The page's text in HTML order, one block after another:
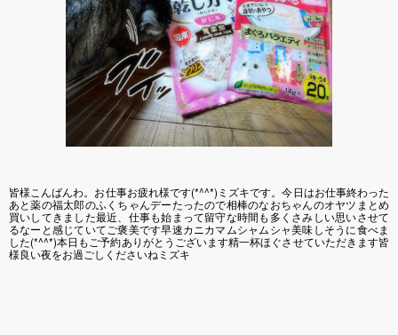
皆様こんばんわ。お仕事お疲れ様です(*^^*)ミズキです。今日はお仕事終わった
あと薬の福太郎のふくちゃんデーたったので相棒のなおちゃんのオヤツまとめ
買いしてきました最近、仕事も始まって留守な時間も多くさみしい思いさせて
るなーと感じていてご褒美です早速カニカマムシャムシャ美味しそうに食べま
した(*^^*)本日もご予約ありがとうございます精一杯ほぐさせていただきます皆
様良い夜をお過ごしくださいねミズキ